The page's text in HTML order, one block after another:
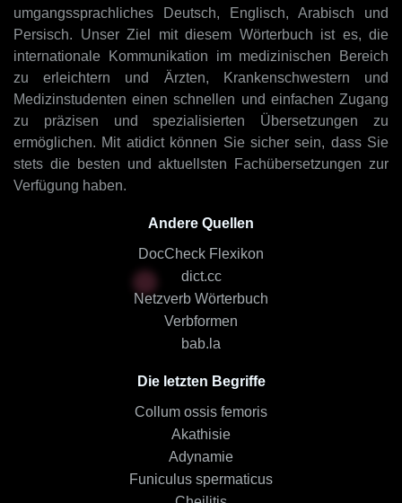
umgangssprachliches Deutsch, Englisch, Arabisch und
Persisch. Unser Ziel mit diesem Wörterbuch ist es, die
internationale Kommunikation im medizinischen Bereich
zu erleichtern und Ärzten, Krankenschwestern und
Medizinstudenten einen schnellen und einfachen Zugang
zu präzisen und spezialisierten Übersetzungen zu
ermöglichen. Mit atidict können Sie sicher sein, dass Sie
stets die besten und aktuellsten Fachübersetzungen zur
Verfügung haben.
Andere Quellen
DocCheck Flexikon
dict.cc
Netzverb Wörterbuch
Verbformen
bab.la
Die letzten Begriffe
Collum ossis femoris
Akathisie
Adynamie
Funiculus spermaticus